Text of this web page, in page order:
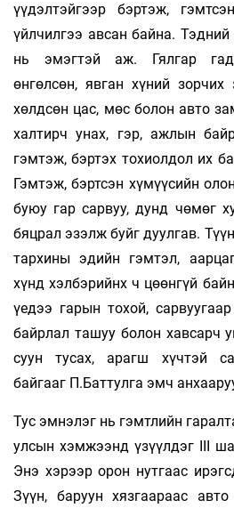
үүдэлтэйгээр бэртэж,
үйлчилгээ авсан байна.
нь эмэгтэй аж. Гялгар
өнгөлсөн, явган хүний
хөлдсөн цас, мөс болон авто
халтирч унах, гэр, ажлын
гэмтэж, бэртэх тохиолдол их
Гэмтэж, бэртсэн хүмүүсийн
буюу гар сарвуу, дунд чөмөг
бяцрал эзэлж буйг дуулгав.
тархины эдийн гэмтэл,
хүнд хэлбэрийнх ч цөөнгүй
үедээ гарын тохой,
байрлал ташуу болон хавсарч
суун тусах, арагш хүчтэй
байгааг П.Баттулга эмч
Тус эмнэлэг нь гэмтлийн
улсын хэмжээнд үзүүлдэг III
Энэ хэрээр орон нутгаас
Зүүн, баруун хязгаараас